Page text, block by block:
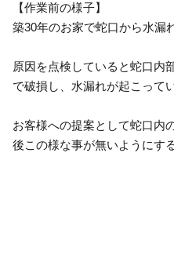
【作業前の様子】
築30年のお家で蛇口から水漏
原因を点検していると蛇口内
で破損し、水漏れが起こって
お客様への提案として蛇口内
後この様な事が無いようにす